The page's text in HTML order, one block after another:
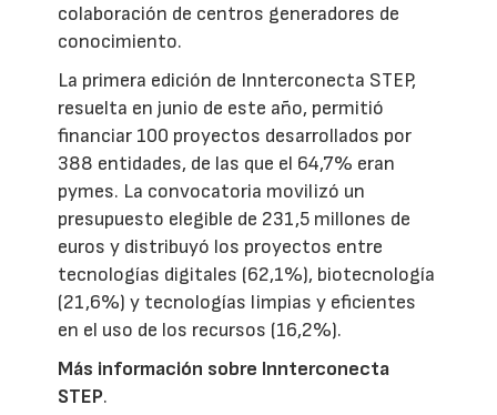
colaboración de centros generadores de
conocimiento.
La primera edición de Innterconecta STEP,
resuelta en junio de este año, permitió
financiar 100 proyectos desarrollados por
388 entidades, de las que el 64,7% eran
pymes. La convocatoria movilizó un
presupuesto elegible de 231,5 millones de
euros y distribuyó los proyectos entre
tecnologías digitales (62,1%), biotecnología
(21,6%) y tecnologías limpias y eficientes
en el uso de los recursos (16,2%).
Más información sobre Innterconecta
STEP.